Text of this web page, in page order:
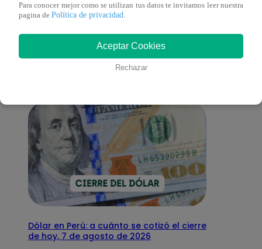
También te puede
interesar
Dólar en Perú: a cuánto se cotizó el cierre
de hoy, 7 de agosto de 2026
Para conocer mejor como se utilizan tus datos te invitamos leer nuestra
pagina de Política de privacidad.
Aceptar Cookies
Rechazar